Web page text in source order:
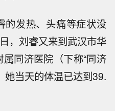
的发热、头痛等症状没
，刘睿又来到武汉市华
同济医院（下称“同济
她当天的体温已达到39.